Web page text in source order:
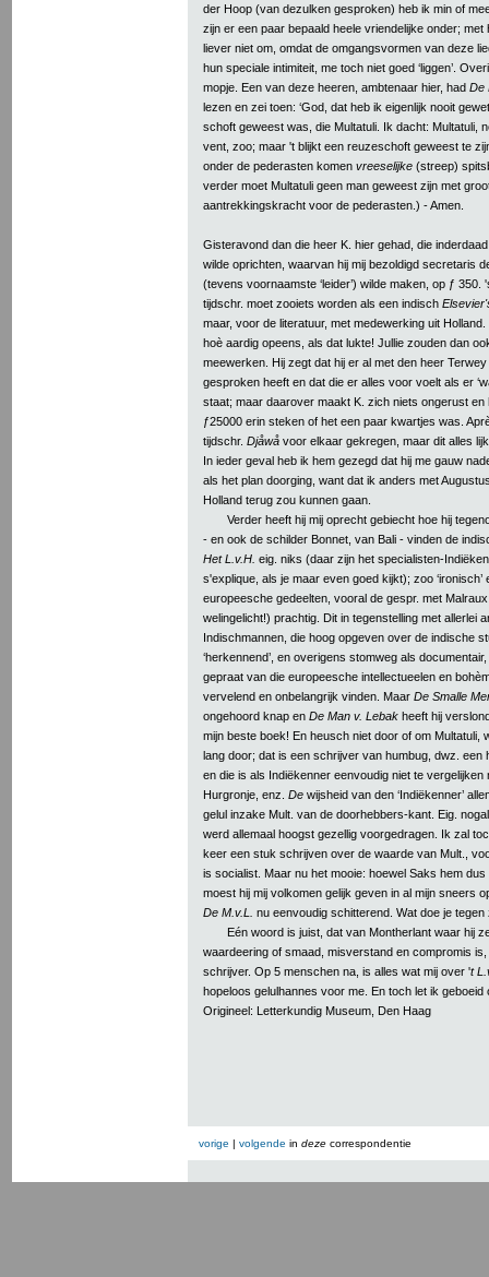
der Hoop (van dezulken gesproken) heb ik min of
zijn er een paar bepaald heele vriendelijke onder; met
liever niet om, omdat de omgangsvormen van deze
hun speciale intimiteit, me toch niet goed ‘liggen’.
mopje. Een van deze heeren, ambtenaar hier, had De
lezen en zei toen: ‘God, dat heb ik eigenlijk nooit
schoft geweest was, die Multatuli. Ik dacht: Multatuli,
vent, zoo; maar 't blijkt een reuzeschoft geweest te
onder de pederasten komen vreeselijke (streep)
verder moet Multatuli geen man geweest zijn met
aantrekkingskracht voor de pederasten.) - Amen.
Gisteravond dan die heer K. hier gehad, die
wilde oprichten, waarvan hij mij bezoldigd secretaris
(tevens voornaamste ‘leider’) wilde maken, op ƒ 350.
tijdschr. moet zooiets worden als een indisch
maar, voor de literatuur, met medewerking uit
hoè aardig opeens, als dat lukte! Jullie zouden dan
meewerken. Hij zegt dat hij er al met den heer
gesproken heeft en dat die er alles voor voelt als er
staat; maar daarover maakt K. zich niets ongerust en
ƒ25000 erin steken of het een paar kwartjes was.
tijdschr. Djåwå voor elkaar gekregen, maar dit alles
In ieder geval heb ik hem gezegd dat hij me gauw
als het plan doorging, want dat ik anders met
Holland terug zou kunnen gaan.
Verder heeft hij mij oprecht gebiecht hoe hij
- en ook de schilder Bonnet, van Bali - vinden de
Het L.v.H. eig. niks (daar zijn het specialisten-
s'explique, als je maar even goed kijkt); zoo ‘ironisch’
europeesche gedeelten, vooral de gespr. met
welingelicht!) prachtig. Dit in tegenstelling met allerlei
Indischmannen, die hoog opgeven over de indische
‘herkennend’, en overigens stomweg als
gepraat van die europeesche intellectueelen en
vervelend en onbelangrijk vinden. Maar De Smalle
ongehoord knap en De Man v. Lebak heeft hij
mijn beste boek! En heusch niet door of om Multatuli,
lang door; dat is een schrijver van humbug, dwz. een
en die is als Indiëkenner eenvoudig niet te vergelijken
Hurgronje, enz. De wijsheid van den ‘Indiëkenner’
gelul inzake Mult. van de doorhebbers-kant. Eig.
werd allemaal hoogst gezellig voorgedragen. Ik zal
keer een stuk schrijven over de waarde van Mult.,
is socialist. Maar nu het mooie: hoewel Saks hem dus
moest hij mij volkomen gelijk geven in al mijn sneers
De M.v.L.
nu eenvoudig schitterend. Wat doe je tegen
Eén woord is juist, dat van Montherlant waar hij
waardeering of smaad, misverstand en compromis
schrijver. Op 5 menschen na, is alles wat mij over 't
hopeloos gelulhannes voor me. En toch let ik geboeid
Origineel: Letterkundig Museum, Den Haag
vorige | volgende in deze correspondentie